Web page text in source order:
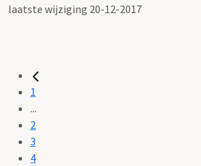
laatste wijziging 20-12-2017
1
...
2
3
4